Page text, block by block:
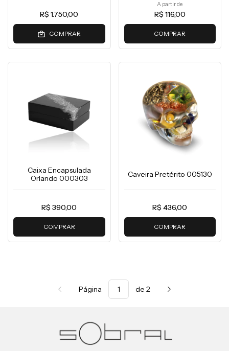
R$ 1.750,00
COMPRAR
A partir de
R$ 116,00
COMPRAR
Caixa Encapsulada
Orlando 000303
R$ 390,00
COMPRAR
Caveira Pretérito 005130
R$ 436,00
COMPRAR
Página de 2